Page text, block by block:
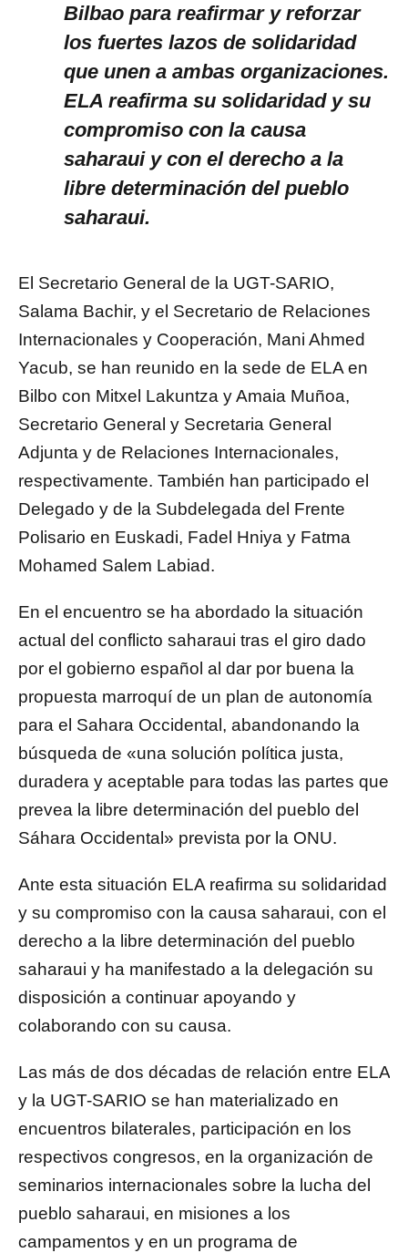
Bilbao para reafirmar y reforzar
los fuertes lazos de solidaridad
que unen a ambas organizaciones.
ELA reafirma su solidaridad y su
compromiso con la causa
saharaui y con el derecho a la
libre determinación del pueblo
saharaui.
El Secretario General de la UGT-SARIO,
Salama Bachir, y el Secretario de Relaciones
Internacionales y Cooperación, Mani Ahmed
Yacub, se han reunido en la sede de ELA en
Bilbo con Mitxel Lakuntza y Amaia Muñoa,
Secretario General y Secretaria General
Adjunta y de Relaciones Internacionales,
respectivamente. También han participado el
Delegado y de la Subdelegada del Frente
Polisario en Euskadi, Fadel Hniya y Fatma
Mohamed Salem Labiad.
En el encuentro se ha abordado la situación
actual del conflicto saharaui tras el giro dado
por el gobierno español al dar por buena la
propuesta marroquí de un plan de autonomía
para el Sahara Occidental, abandonando la
búsqueda de «una solución política justa,
duradera y aceptable para todas las partes que
prevea la libre determinación del pueblo del
Sáhara Occidental» prevista por la ONU.
Ante esta situación ELA reafirma su solidaridad
y su compromiso con la causa saharaui, con el
derecho a la libre determinación del pueblo
saharaui y ha manifestado a la delegación su
disposición a continuar apoyando y
colaborando con su causa.
Las más de dos décadas de relación entre ELA
y la UGT-SARIO se han materializado en
encuentros bilaterales, participación en los
respectivos congresos, en la organización de
seminarios internacionales sobre la lucha del
pueblo saharaui, en misiones a los
campamentos y en un programa de